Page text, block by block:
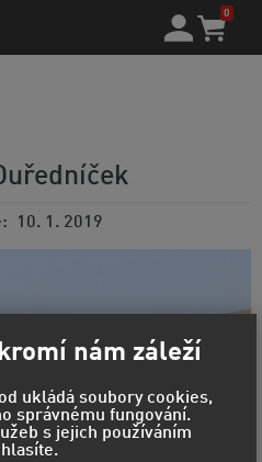
0
10. 1. 2019
nám záleží
ukládá soubory cookies,
správnému fungování.
s jejich používáním